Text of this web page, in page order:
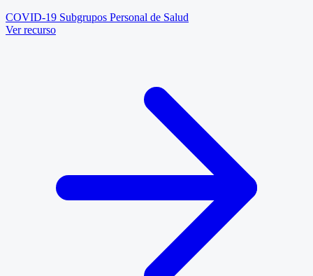
COVID-19 Subgrupos Personal de Salud
Ver recurso